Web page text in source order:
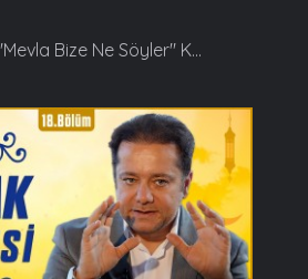
Yasin Pişgin ile "Mevla Bize Ne Söyler" Kadir Gecesi Özel bölümüyle kaldığı yerden devam ediyor. Yasin Pişgin bu bölümde Kadir Suresi'nde Allah'ın bu gecenin izzet ve şerefini, müminlerin katındaki kıymetini ifade sadedinde indirdiği Kadir Suresi'ni anlattı. Yasin Pişgin bu bölümde başlıca şunları söyledi; yine bir aziz gece elimizi semaya göğsümüzü Hüda'ya açalım yıldızlar dökülsün bu gece kalbimize hikmet sağanağıyla sırsıklam olmuş beynimize artık uslan diyelim ve hiç giymediğimiz bayramlık ridâmızı giyelim bir teşehhüt miktarı bu gece nurdan adamların ülkesine gidelim ab-ı hayattan nehirler aksın içimize ruhumuzda bir deniz biriksin bu gece ruhumuzda bir deniz derinlikleri ne kadar âsûde? kumsalları ne kadar sessiz? suya hasret cismimize artık yüz diyelim ve hiç tutmadığım nefesimi tutalım iki soluk arası bu gece derinlerde cenneti bulalım perdeler aralansın gözümüze Beyt-i Mamûr çalkalansın bu gece arştan arza hece hece alaca atlarda nurdan süvariler insin bu gece içimizde kök salan pîr-i fâni gence artık yaşlan diyelim ve hiç bilmediğimiz yanımızı bilelim bir göz yaşı serinliğinde bu gece gök kapılarının gıcırtısını dinleyelim... Pek sevgili MyMecra dostları, bugün Kadir Gecesi... Allah'ın (c.c) Kur'an'da, 'bin aydan daha hayırlıdır' dediği, Ramazan'da Kur'an'ın indirildiği pek mükerrem, Allah'ın katında pek kıymetli Kadir Gecesi bu gece... Mevla Bize Ne Söyler'de bu gece, bu akşam Kadir Suresi'nde Allah'ın bu gecenin izzet ve şerefini, müminlerin katındaki kıymetini ifade sadedinde indirdiği Kadir Suresi'nin üzerinde konuşacağız... Devamı videoda... Ramazan güzeldir, Beraber güzelleşelim...